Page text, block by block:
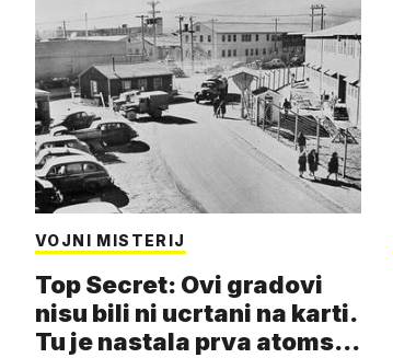
VOJNI MISTERIJ
Top Secret: Ovi gradovi
nisu bili ni ucrtani na karti.
Tu je nastala prva atoms…